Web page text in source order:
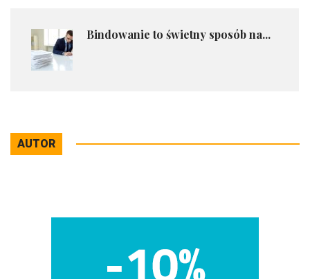
Bindowanie to świetny sposób na...
AUTOR